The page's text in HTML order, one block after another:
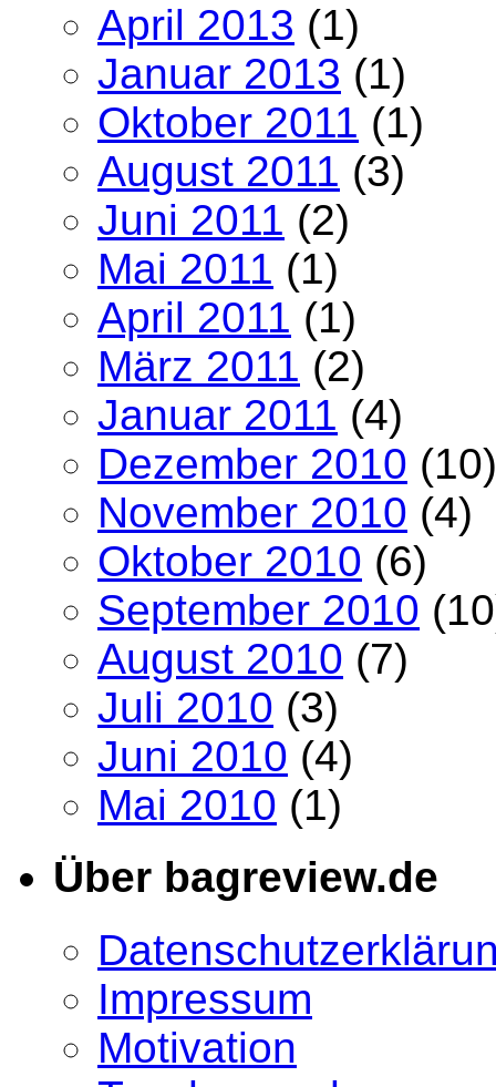
April 2013 (1)
Januar 2013 (1)
Oktober 2011 (1)
August 2011 (3)
Juni 2011 (2)
Mai 2011 (1)
April 2011 (1)
März 2011 (2)
Januar 2011 (4)
Dezember 2010 (10)
November 2010 (4)
Oktober 2010 (6)
September 2010
August 2010 (7)
Juli 2010 (3)
Juni 2010 (4)
Mai 2010 (1)
Über bagreview.de
Impressum
Motivation